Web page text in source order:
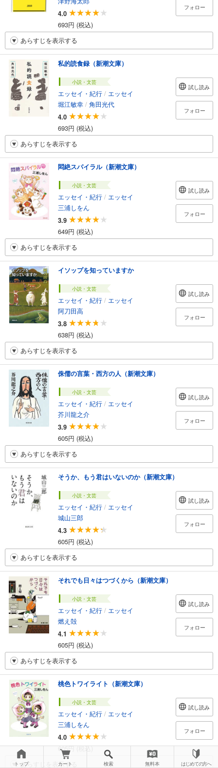
4.0
693円 (税込)
フォロー
あらすじを表示する
私的読食録（新潮文庫）
小説・文芸
エッセイ・紀行 / エッセイ
堀江敏幸 / 角田光代
4.0
693円 (税込)
試し読み
フォロー
あらすじを表示する
悶絶スパイラル（新潮文庫）
小説・文芸
エッセイ・紀行 / エッセイ
三浦しをん
3.9
649円 (税込)
試し読み
フォロー
あらすじを表示する
イソップを知っていますか
小説・文芸
エッセイ・紀行 / エッセイ
阿刀田高
3.8
638円 (税込)
試し読み
フォロー
あらすじを表示する
侏儒の言葉・西方の人（新潮文庫）
小説・文芸
エッセイ・紀行 / エッセイ
芥川龍之介
3.9
605円 (税込)
試し読み
フォロー
あらすじを表示する
そうか、もう君はいないのか（新潮文庫）
小説・文芸
エッセイ・紀行 / エッセイ
城山三郎
4.3
605円 (税込)
試し読み
フォロー
あらすじを表示する
それでも日々はつづくから（新潮文庫）
小説・文芸
エッセイ・紀行 / エッセイ
燃え殻
4.1
605円 (税込)
試し読み
フォロー
あらすじを表示する
桃色トワイライト（新潮文庫）
小説・文芸
エッセイ・紀行 / エッセイ
三浦しをん
4.0
605円 (税込)
試し読み
フォロー
あらすじを表示する
トップ カート 検索 無料本 はじめての方へ